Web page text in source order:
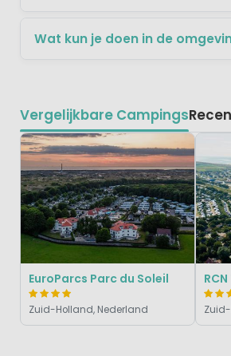
Wat kun je doen in de
Vergelijkbare Campings
EuroParcs Parc du Soleil
Zuid-Holland, Nederland